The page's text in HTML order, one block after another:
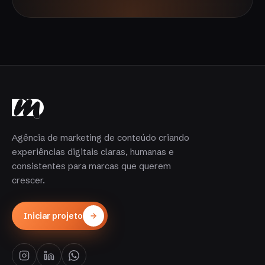
Agência de marketing de conteúdo criando
experiências digitais claras, humanas e
consistentes para marcas que querem
crescer.
Iniciar projeto